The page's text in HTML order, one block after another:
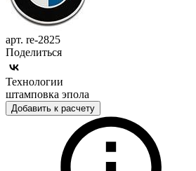
арт. re-2825
Поделиться
Технологии
штамповка эпола
Добавить к расчету